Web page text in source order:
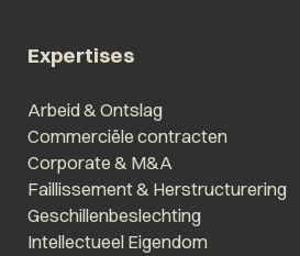
Expertises
Arbeid & Ontslag
Commerciële contracten
Corporate & M&A
Faillissement & Herstructurering
Geschillenbeslechting
Intellectueel Eigendom